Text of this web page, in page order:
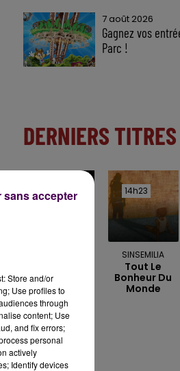
7 août 2026
Gagnez vos
Parc !
DERNIERS TITRES
Save Me
Tonight
14h23
14h23
SINSEMILIA
Tout Le
Bonheur Du
Monde
Store and/or
Use profiles to
through
content; Use
and fix errors;
personal
actively
Identify devices
sans accepter